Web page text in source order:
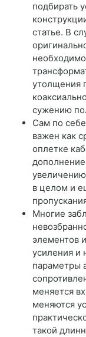
подбирать
статье. В
утолщения
сужению
Сам по
важен как
оплетке
в целом и
Многие
элементов
усиления и
параметры
меняется
меняются
такой